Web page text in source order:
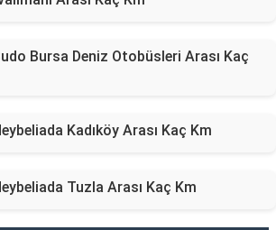
Bursa Deniz Otobüsleri Arası Kaç
Kadıköy Arası Kaç Km
Tuzla Arası Kaç Km